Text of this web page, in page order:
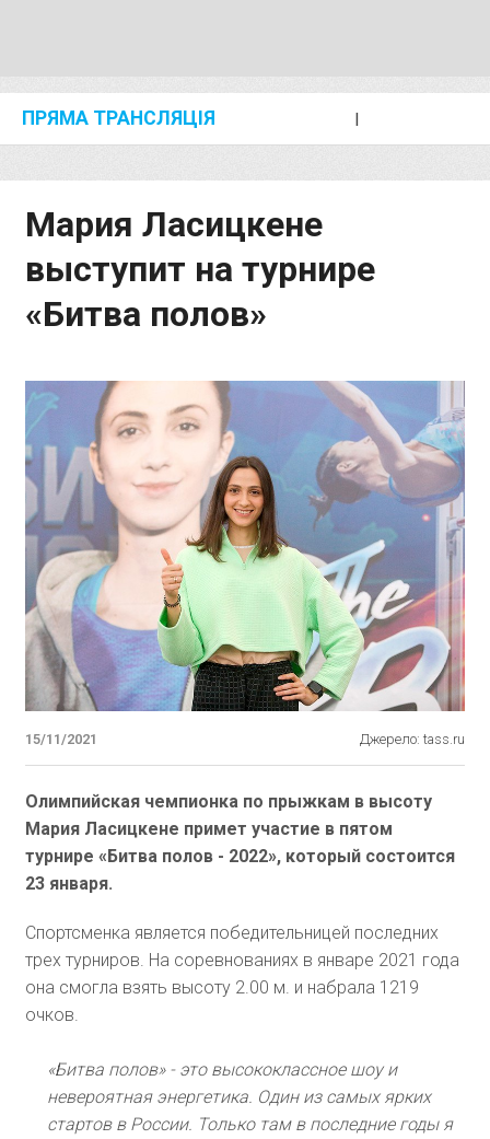
ПРЯМА ТРАНСЛЯЦІЯ I
Мария Ласицкене
выступит на турнире
«Битва полов»
15/11/2021 Джерело: tass.ru
Олимпийская чемпионка по прыжкам в высоту
Мария Ласицкене примет участие в пятом
турнире «Битва полов - 2022», который состоится
23 января.
Спортсменка является победительницей последних
трех турниров. На соревнованиях в январе 2021 года
она смогла взять высоту 2.00 м. и набрала 1219
очков.
«Битва полов» - это высококлассное шоу и
невероятная энергетика. Один из самых ярких
стартов в России. Только там в последние годы я